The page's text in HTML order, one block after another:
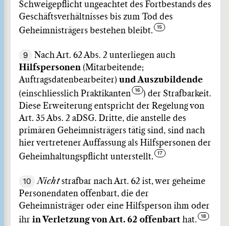
Schweigepflicht ungeachtet des Fortbestands des
Geschäftsverhältnisses bis zum Tod des
Geheimnisträgers bestehen bleibt.
9
Nach Art. 62 Abs. 2 unterliegen auch
Hilfspersonen (Mitarbeitende;
Auftragsdatenbearbeiter) und Auszubildende
(einschliesslich Praktikanten
) der Strafbarkeit.
Diese Erweiterung entspricht der Regelung von
Art. 35 Abs. 2 aDSG. Dritte, die anstelle des
primären Geheimnisträgers tätig sind, sind nach
hier vertretener Auffassung als Hilfspersonen der
Geheimhaltungspflicht unterstellt.
10 Nichtstrafbar nach Art. 62 ist, wer geheime
Personendaten offenbart, die der
Geheimnisträger oder eine Hilfsperson ihm oder
ihr in Verletzung von Art. 62 offenbart hat.